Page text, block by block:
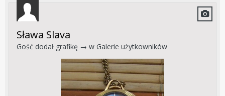
Sława Slava
Gość dodał grafikę → w Galerie użytkowników